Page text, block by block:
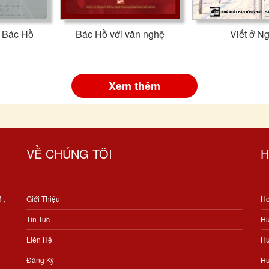
Hồ Bác Hồ với văn nghệ Viết ở
Xem thêm
VỀ CHÚNG TÔI
Giới Thiệu
Tin Tức
Liên Hệ
Đăng Ký